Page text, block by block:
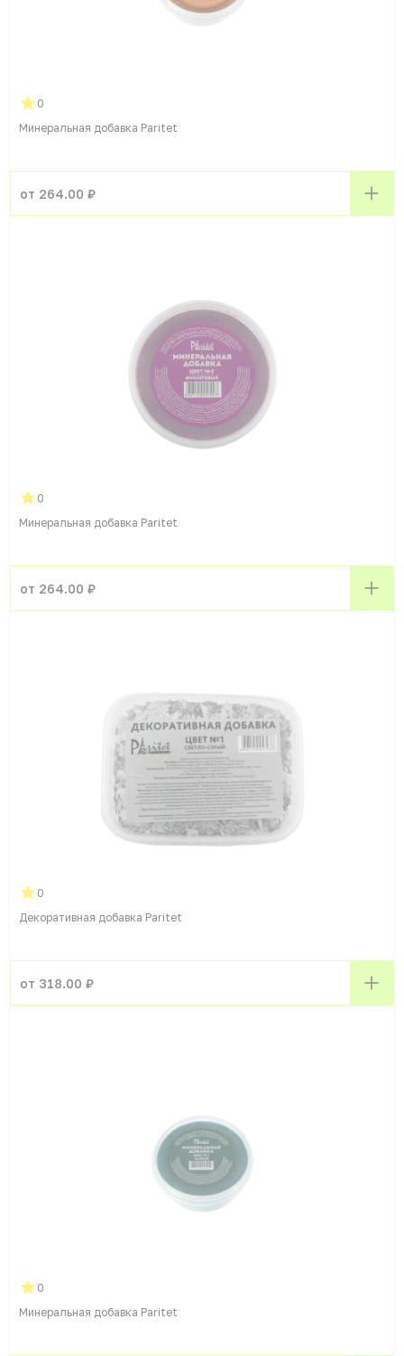
0
Минеральная добавка Paritet
от 264.00 ₽
0
Минеральная добавка Paritet
от 264.00 ₽
0
Декоративная добавка Paritet
от 318.00 ₽
0
Минеральная добавка Paritet